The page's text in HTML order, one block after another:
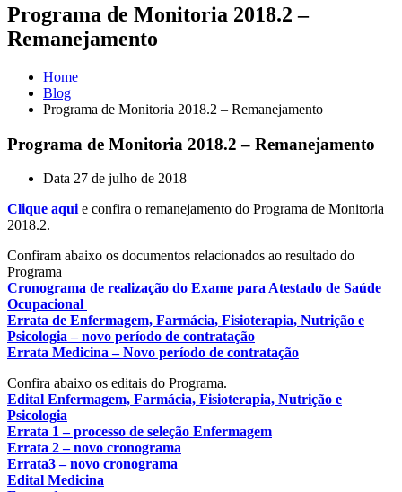
Programa de Monitoria 2018.2 –
Remanejamento
Home
Blog
Programa de Monitoria 2018.2 – Remanejamento
Programa de Monitoria 2018.2 – Remanejamento
Data 27 de julho de 2018
Clique aqui e confira o remanejamento do Programa de Monitoria
2018.2.
Confiram abaixo os documentos relacionados ao resultado do
Programa
Cronograma de realização do Exame para Atestado de Saúde
Ocupacional
Errata de Enfermagem, Farmácia, Fisioterapia, Nutrição e
Psicologia – novo período de contratação
Errata Medicina – Novo período de contratação
Confira abaixo os editais do Programa.
Edital Enfermagem, Farmácia, Fisioterapia, Nutrição e
Psicologia
Errata 1 – processo de seleção Enfermagem
Errata 2 – novo cronograma
Errata3 – novo cronograma
Edital Medicina